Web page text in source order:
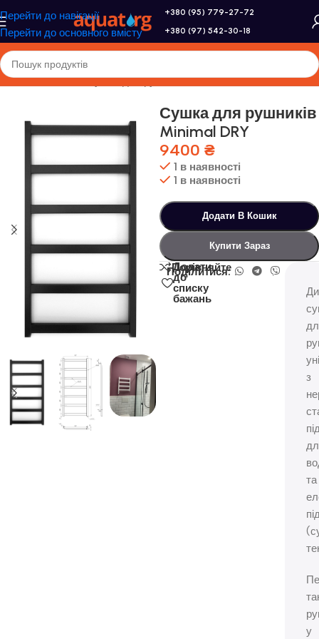
Перейти до навігації
Перейти до основного вмісту
+380 (95) 779-27-72
+380 (97) 542-30-18
Головна/Genesis/Сушка для рушників
Сушка для рушників
Minimal DRY
9400 ₴
1 в наявності
1 в наявності
Додати В Кошик
Купити Зараз
Порівняйте
Додати
до
списку
бажань
Поділитися:
з
та
у